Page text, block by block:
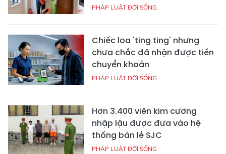
PHÁP LUẬT ĐỜI SỐNG
Chiếc loa 'ting ting' nhưng
chưa chắc đã nhận được tiền
chuyển khoản
PHÁP LUẬT ĐỜI SỐNG
Hơn 3.400 viên kim cương
nhập lậu được đưa vào hệ
thống bán lẻ SJC
PHÁP LUẬT ĐỜI SỐNG